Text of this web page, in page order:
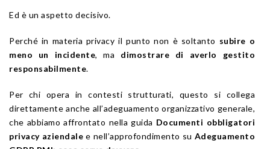
Ed è un aspetto decisivo.
Perché in materia privacy il punto non è soltanto subire o
meno un incidente, ma dimostrare di averlo gestito
responsabilmente.
Per chi opera in contesti strutturati, questo si collega
direttamente anche all’adeguamento organizzativo generale,
che abbiamo affrontato nella guida Documenti obbligatori
privacy aziendale e nell’approfondimento su Adeguamento